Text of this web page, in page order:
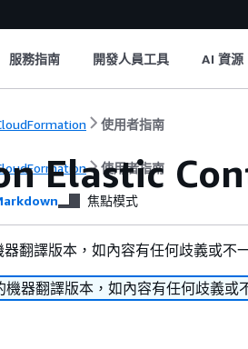
服務指南 開發人員工具 AI 資源
使用者指南
使用者指南
Elastic
焦點模式
翻譯版本，如內容有任何歧義或不
機器翻譯版本，如內容有任何歧義或